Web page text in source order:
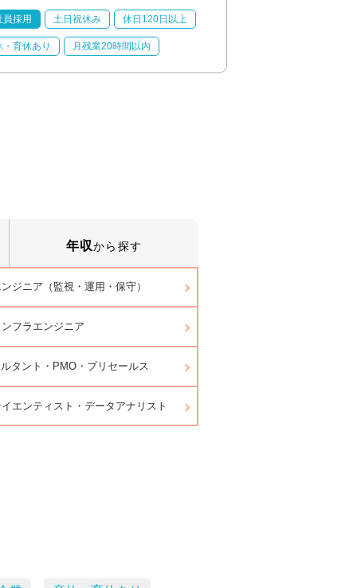
員採用 土日祝休み 休日120日以上
・育休あり 月残業20時間以内
年収から探す
ジニア（監視・運用・保守）
フラエンジニア
タント・PMO・プリセールス
エンティスト・データアナリスト